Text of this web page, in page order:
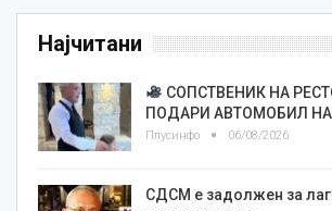
Најчитани
СОПСТВЕНИК НА
ПОДАРИ АВТОМОБИЛ НА
Плусинфо 06/08/2026
СДСМ е задолжен за